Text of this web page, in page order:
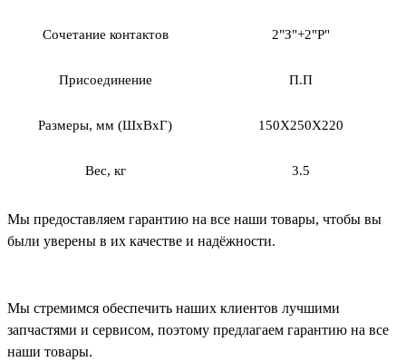
Сочетание контактов 2"З"+2"Р"
Присоединение П.П
Размеры, мм (ШхВхГ) 150Х250Х220
Вес, кг 3.5
Мы предоставляем гарантию на все наши товары, чтобы вы
были уверены в их качестве и надёжности.
Мы стремимся обеспечить наших клиентов лучшими
запчастями и сервисом, поэтому предлагаем гарантию на все
наши товары.